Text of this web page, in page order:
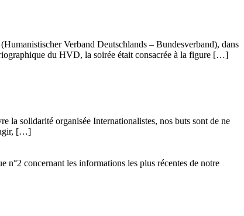
Verband Deutschlands – Bundesverband), dans
du HVD, la soirée était consacrée à la figure […]
la solidarité organisée Internationalistes, nos buts sont de ne
agir, […]
n°2 concernant les informations les plus récentes de notre